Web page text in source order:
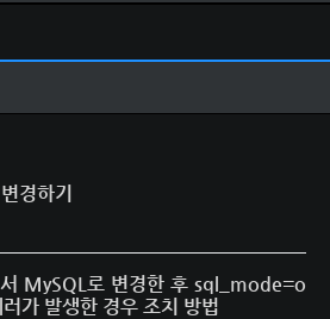
경하기
MySQL로 변경한 후 sql_mode=o
가 발생한 경우 조치 방법